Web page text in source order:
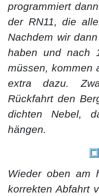
programmiert
der RN11, die
Nachdem wir
haben und nach
müssen, kommen
extra dazu.
Rückfahrt den
dichten Nebel,
hängen.
Wieder oben am
korrekten Abfahrt